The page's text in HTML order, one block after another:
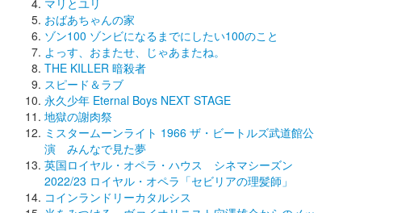
おばあちゃんの家
ゾン100 ゾンビになるまでにしたい100のこと
よっす、おまたせ、じゃあまたね。
THE KILLER 暗殺者
スピード＆ラブ
永久少年 Eternal Boys NEXT STAGE
地獄の謝肉祭
ミスタームーンライト 1966 ザ・ビートルズ武道館公
演 みんなで見た夢
英国ロイヤル・オペラ・ハウス シネマシーズン
2022/23 ロイヤル・オペラ「セビリアの理髪師」
コインランドリーカタルシス